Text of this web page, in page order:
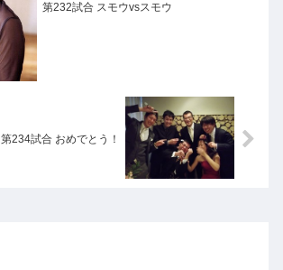
第232試合 スモウvsスモウ
第234試合 おめでとう！